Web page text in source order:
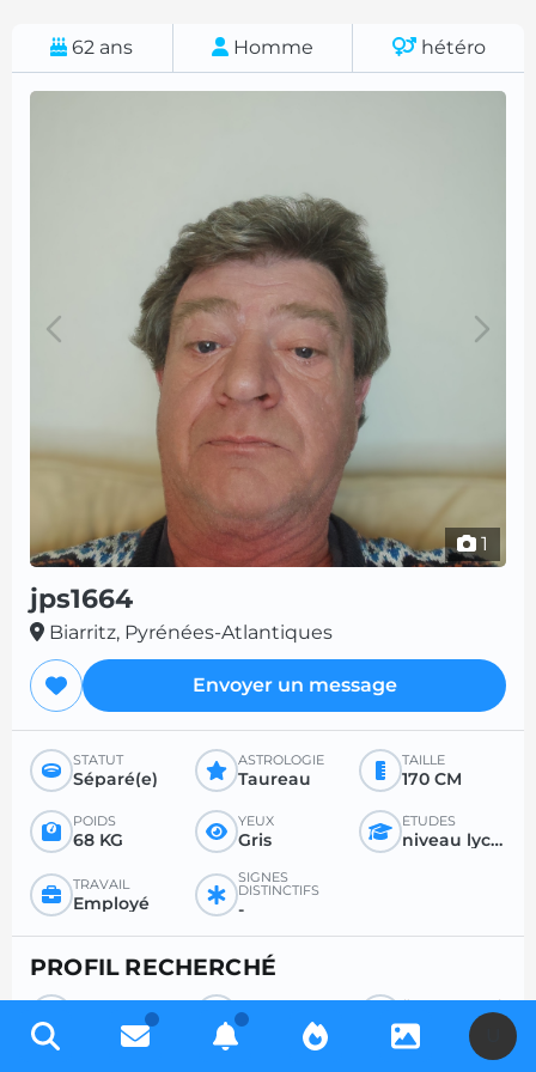
62 ans Homme hétéro
1
jps1664
Biarritz, Pyrénées-Atlantiques
Envoyer un message
STATUT
Séparé(e)
ASTROLOGIE
Taureau
TAILLE
170 CM
POIDS
68 KG
YEUX
Gris
ÉTUDES
niveau lycée ou inférieur
TRAVAIL
Employé
SIGNES
DISTINCTIFS
-
PROFIL RECHERCHÉ
RECHERCHE
Femme
POUR
Tout
ÂGE SOUHAITÉ